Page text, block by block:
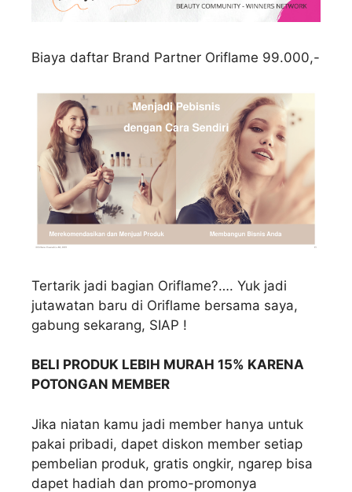
Biaya daftar Brand Partner Oriflame 99.000,-
Tertarik jadi bagian Oriflame?…. Yuk jadi
jutawatan baru di Oriflame bersama saya,
gabung sekarang, SIAP !
BELI PRODUK LEBIH MURAH 15% KARENA
POTONGAN MEMBER
Jika niatan kamu jadi member hanya untuk
pakai pribadi, dapet diskon member setiap
pembelian produk, gratis ongkir, ngarep bisa
dapet hadiah dan promo-promonya